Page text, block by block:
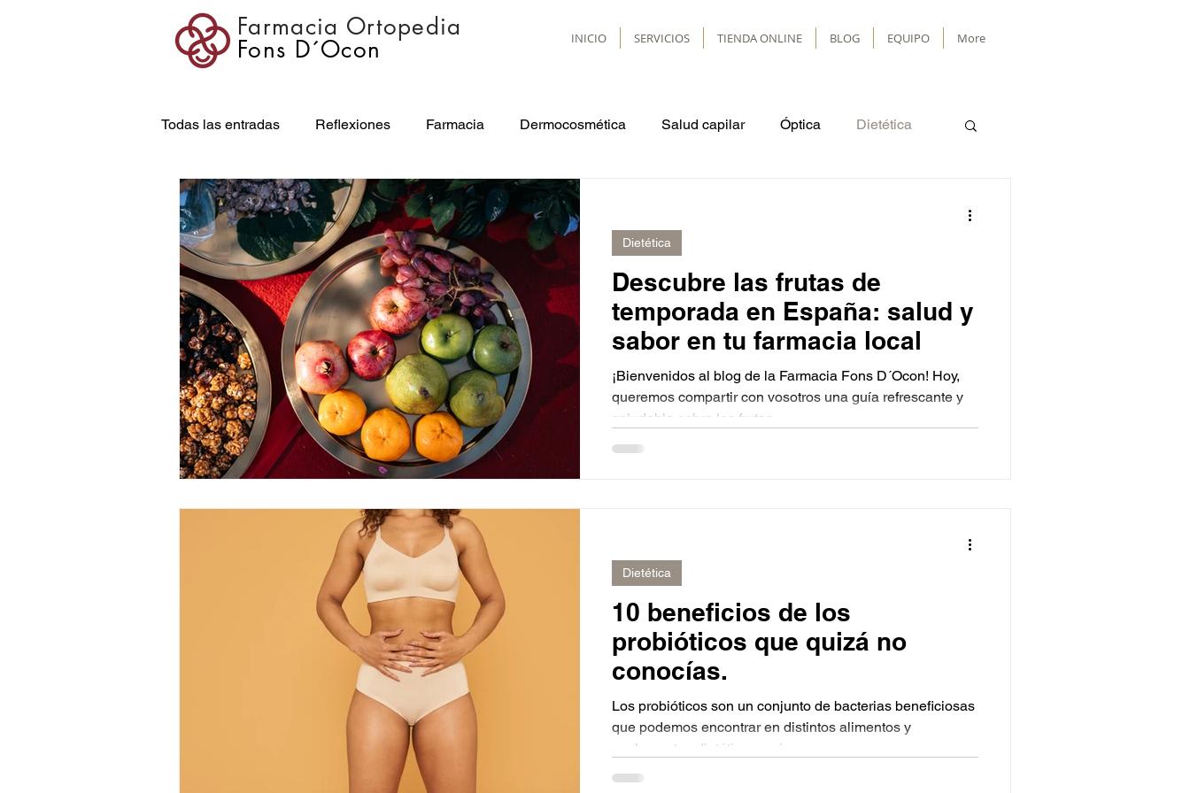
Farmacia Ortopedia
Fons D´Ocon INICIO SERVICIOS TIENDA ONLINE BLOG EQUIPO More
Todas las entradas Reflexiones Farmacia Dermocosmética Salud capilar Óptica Dietética
Embarazo Higiene dental Puericultura Protección solar
Descanso Veterinaria Salud respiratoria Primavera
Descubre las frutas de
temporada en España: salud y
sabor en tu farmacia local
¡Bienvenidos al blog de la Farmacia Fons D´Ocon! Hoy,
queremos compartir con vosotros una guía refrescante y
saludable sobre las frutas...
Dietética
10 beneficios de los
probióticos que quizá no
conocías.
Los probióticos son un conjunto de bacterias beneficiosas
que podemos encontrar en distintos alimentos y
suplementos dietéticos, así como...
Dietética